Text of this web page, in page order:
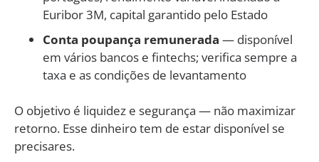
Euribor 3M, capital garantido pelo Estado
Conta poupança remunerada — disponível
em vários bancos e fintechs; verifica sempre a
taxa e as condições de levantamento
O objetivo é liquidez e segurança — não maximizar
retorno. Esse dinheiro tem de estar disponível se
precisares.